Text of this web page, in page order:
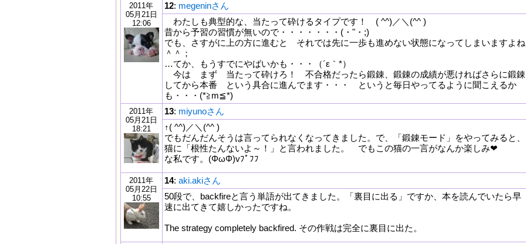
2011年
05月21日
12:06
12: megeninさん
わたしも典型的な、当たって砕けるタイプです！ ( ^^)／＼(^^ )
昔から予習の習慣が無いので・・・・・・・(・"・;)
でも、さすがに上の方に進むと それでは先に一歩も進めない状態になってしまいますよね
＾＾；
…てか、もうすでにやばいかも・・・（´ε｀*）
今は まず 当たって砕けろ！ 不合格だったら鍛錬、鍛錬の成績が悪ければさらに鍛錬
してから本番 という具合に進んでます・・・ というと毎日やってるように聞こえるか
も・・・(*≧m≦*)
2011年
05月21日
18:21
13: miyunoさん
↑( ^^)／＼(^^ )
でもだんだんそうは言ってられなくなってきました。で、「鍛錬モード」をやってみると、
猫に「根性たんないよ～！」と言われました。 でもこの猫の一言がなんか楽しみ❤
な私です。(ΦωΦ)vﾌﾟﾌﾌ
2011年
05月22日
10:55
14: aki.akiさん
50段で、backfireと言う単語が出てきました。「裏目に出る」ですか、本を読んでいたら早
速に出てきて嬉しかったですね。
The strategy completely backfired. その作戦は完全に裏目に出た。